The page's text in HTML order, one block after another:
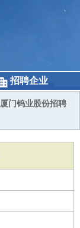
招聘企业
厦门钨业股份招聘